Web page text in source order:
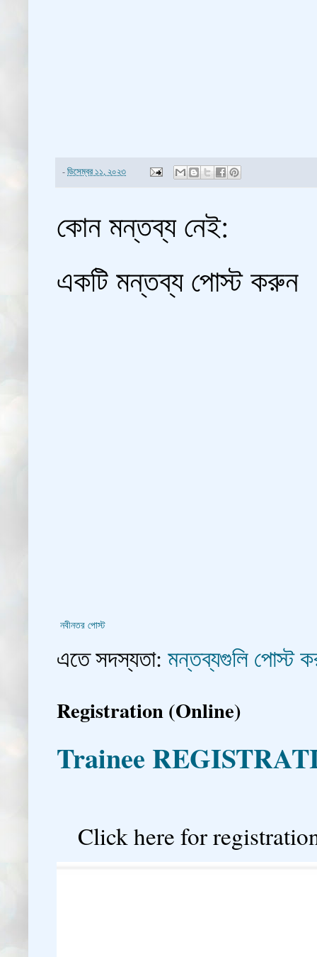
-ডিসেম্বর ১১, ২০২৩
কোন মন্তব্য নেই:
একটি মন্তব্য পোস্ট করুন
নবীনতর পোস্ট
এতে সদস্যতা: মন্তব্যগুলি পোস্ট
Registration (Online)
Trainee
Click here for